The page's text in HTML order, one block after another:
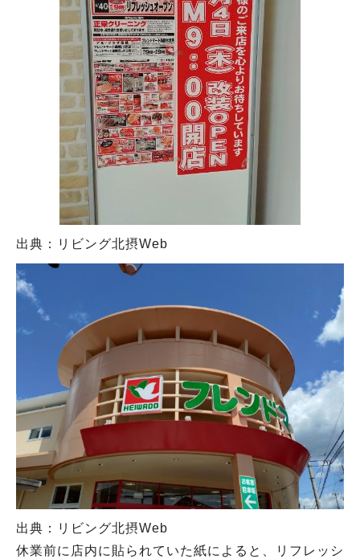
出典：リビング北摂Web
出典：リビング北摂Web
休業前に店内に貼られていた紙によると、リフレッシ